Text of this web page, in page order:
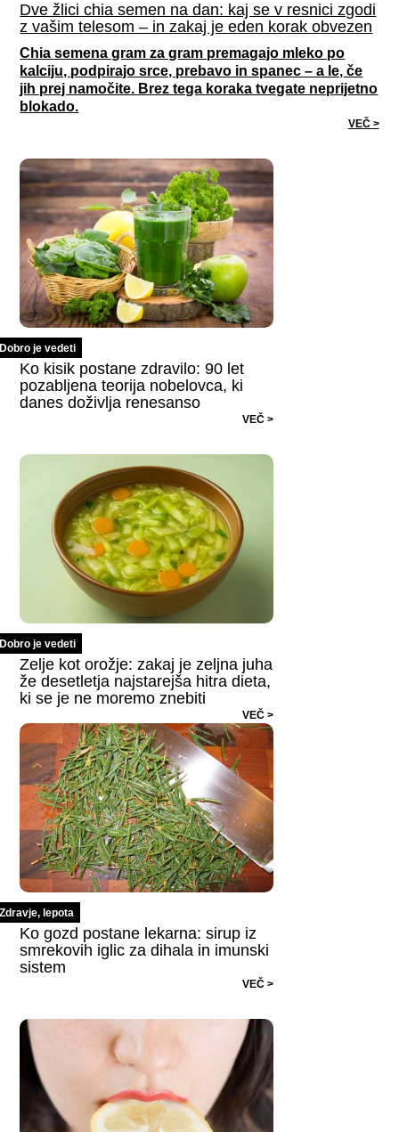
Dve žlici chia semen na dan: kaj se v resnici zgodi
z vašim telesom – in zakaj je eden korak obvezen
Chia semena gram za gram premagajo mleko po
kalciju, podpirajo srce, prebavo in spanec – a le, če
jih prej namočite. Brez tega koraka tvegate neprijetno
blokado.
VEČ >
Dobro je vedeti
Ko kisik postane zdravilo: 90 let
pozabljena teorija nobelovca, ki
danes doživlja renesanso
VEČ >
Dobro je vedeti
Zelje kot orožje: zakaj je zeljna juha
že desetletja najstarejša hitra dieta,
ki se je ne moremo znebiti
VEČ >
Zdravje, lepota
Ko gozd postane lekarna: sirup iz
smrekovih iglic za dihala in imunski
sistem
VEČ >